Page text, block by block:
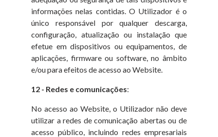
informações nelas contidas. O Utilizador é o
único responsável por qualquer descarga,
configuração, atualização ou instalação que
efetue em dispositivos ou equipamentos, de
aplicações, firmware ou software, no âmbito
e/ou para efeitos de acesso ao Website.
12 - Redes e comunicações:
No acesso ao Website, o Utilizador não deve
utilizar a redes de comunicação abertas ou de
acesso público, incluindo redes empresariais